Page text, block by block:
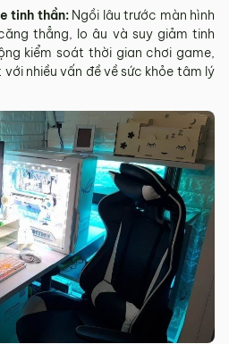
tinh thần:Ngồi lâu trước màn hình
thẳng, lo âu và suy giảm tinh
kiểm soát thời gian chơi game,
nhiều vấn đề về sức khỏe tâm lý